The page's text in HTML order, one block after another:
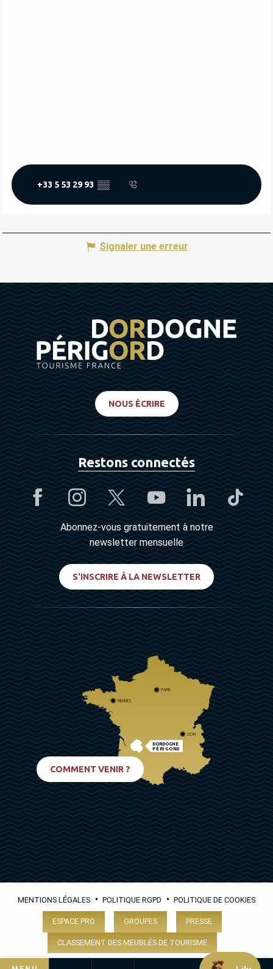
+33 5 53 29 93 ▒▒
Signaler une erreur
NOUS ÉCRIRE
Restons connectés
Abonnez-vous gratuitement à notre
newsletter mensuelle
S'INSCRIRE À LA NEWSLETTER
DORDOGNE
PÉRIGORD
PARIS
RENNES
LYON
COMMENT VENIR ?
MENTIONS LÉGALES • POLITIQUE RGPD • POLITIQUE DE COOKIES
ESPACE PRO GROUPES PRESSE
CLASSEMENT DES MEUBLÉS DE TOURISME